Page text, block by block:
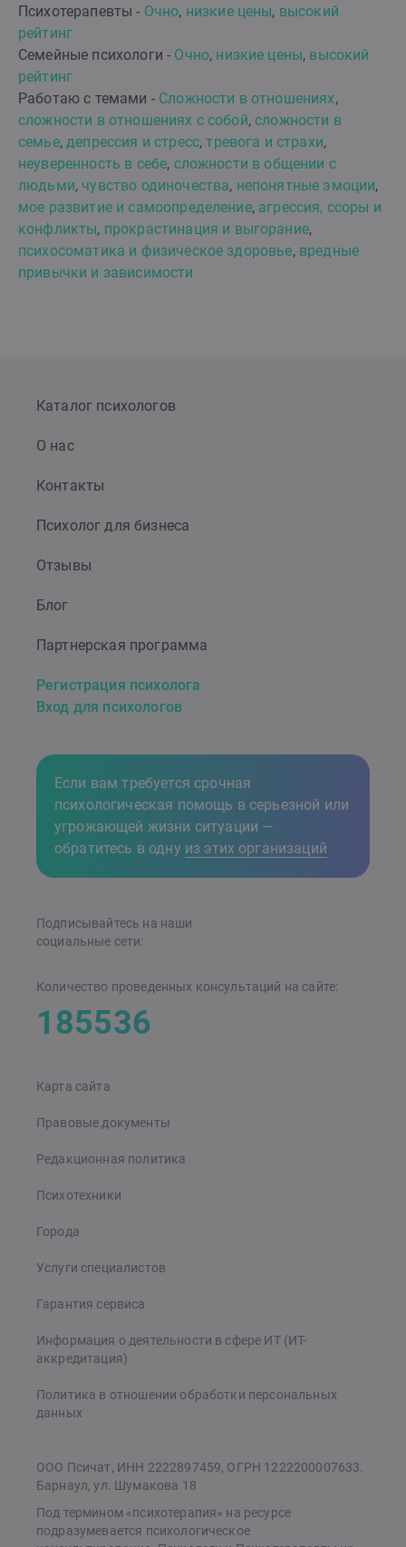
Психотерапевты - Очно, низкие цены, высокий
рейтинг
Семейные психологи - Очно, низкие цены, высокий
рейтинг
Работаю с темами - Сложности в отношениях,
сложности в отношениях с собой,сложности в
семье,депрессия и стресс,тревога и страхи,
неуверенность в себе, сложности в общении с
людьми, чувство одиночества, непонятные эмоции,
мое развитие и самоопределение, агрессия, ссоры и
конфликты, прокрастинация и выгорание,
психосоматика и физическое здоровье, вредные
привычки и зависимости
Каталог психологов
О нас
Контакты
Психолог для бизнеса
Отзывы
Блог
Партнерская программа
Регистрация психолога
Вход для психологов
Если вам требуется срочная
психологическая помощь в серьезной или
угрожающей жизни ситуации —
обратитесь в одну из этих организаций
Карта сайта
Правовые документы
Редакционная политика
Психотехники
Города
Услуги специалистов
Гарантия сервиса
Информация о деятельности в сфере ИТ (ИТ-
аккредитация)
Политика в отношении обработки персональных
данных
Подписывайтесь на наши
cоциальные сети:
Количество проведенных консультаций на сайте:
185536
ООО Псичат, ИНН 2222897459, ОГРН 1222200007633.
Барнаул, ул. Шумакова 18
Под термином «психотерапия» на ресурсе
подразумевается психологическое